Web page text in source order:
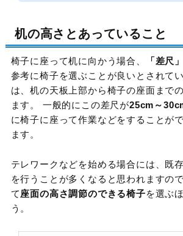
机の高さとあっていること
椅子に座って机に向かう場合、 「差尺」
参考に椅子を選ぶことが良いとされて
は、机の天板上部から椅子の座面まで
ます。 一般的にこの差尺が25cm～
に椅子に座って作業などをすることが
ます。
テレワークなどを始める場合には、既
を行うことが多くなると思われますの
て座面の高さ調節のできる椅子を選ぶ
う。